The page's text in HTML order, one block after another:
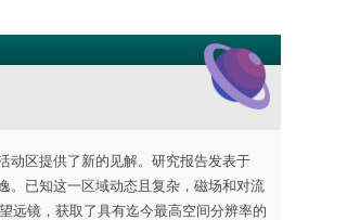
动区提供了新的见解。研究报告发表于
。已知这一区域动态且复杂，磁场和对流
远镜，获取了具有迄今最高空间分辨率的